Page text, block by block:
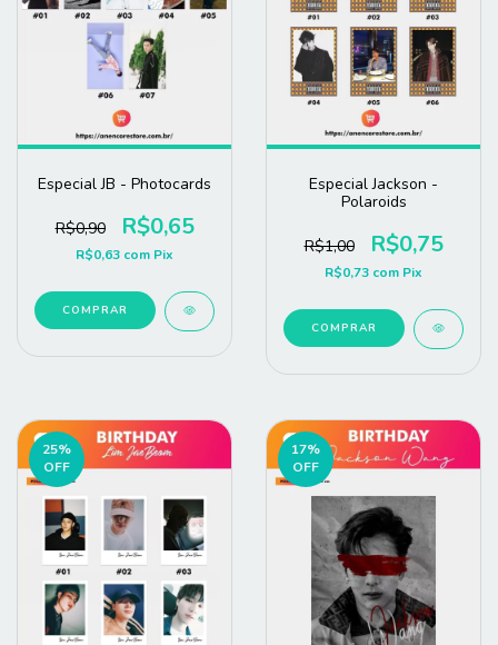
Especial JB - Photocards
R$0,90 R$0,65
R$0,63 com Pix
COMPRAR
Especial Jackson -
Polaroids
R$1,00 R$0,75
R$0,73 com Pix
COMPRAR
25%
OFF
17%
OFF